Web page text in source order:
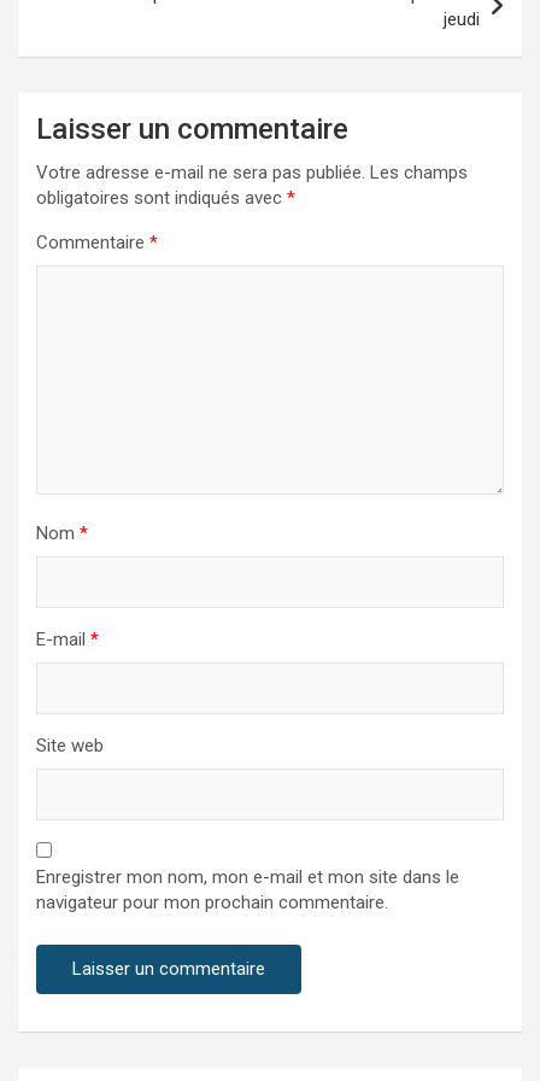
jeudi
Laisser un commentaire
Votre adresse e-mail ne sera pas publiée. Les champs
obligatoires sont indiqués avec *
Commentaire *
Nom *
E-mail *
Site web
Enregistrer mon nom, mon e-mail et mon site dans le
navigateur pour mon prochain commentaire.